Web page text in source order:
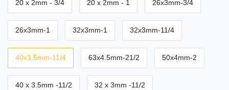
20 x 2mm - 3/4 20 x 2mm - 1 26x3mm-3/4
26x3mm-1 32x3mm-1 32x3mm-11/4
40x3.5mm-11/4 63x4.5mm-21/2 50x4mm-2
40 x 3.5mm -11/2 32 x 3mm -11/2